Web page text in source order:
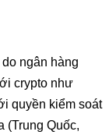
ngân hàng
crypto như
quyền kiểm soát
(Trung Quốc,